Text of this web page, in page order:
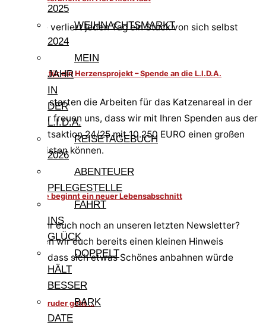
2025
WEIHNACHTSMARKT
2024
MEIN
JAHR
IN
DER
L.I.D.A.
REISETAGEBUCH
2026
ABENTEUER
PFLEGESTELLE
FAHRT
INS
GLÜCK
DOPPELT
HÄLT
BESSER
BARK
DATE
Roxy – sie verliert jeden Tag ein Stück von sich selbst
Grundstein für ein Herzensprojekt – Spende an die L.I.D.A.
Im Herbst starten die Arbeiten für das Katzenareal in der
L.I.D.A. Wir freuen uns, dass wir mit Ihren Spenden aus der
Weihnachtsaktion 24/25 mit 10.250 EURO einen großen
Beitrag leisten können.
6+1 – für sie beginnt ein neuer Lebensabschnitt
Erinnert ihr euch noch an unseren letzten Newsletter?
Dort haben wir euch bereits einen kleinen Hinweis
gegeben, dass sich etwas Schönes anbahnen würde
Wenn der Bruder geht …